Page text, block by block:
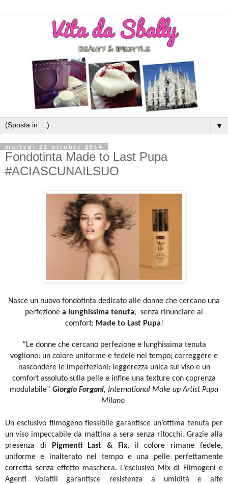
▼
martedì 21 ottobre 2014
Fondotinta Made to Last Pupa
#ACIASCUNAILSUO
Nasce un nuovo fondotinta dedicato alle donne che cercano una
perfezione a lunghissima tenuta, senza rinunciare al
comfort: Made to Last Pupa!
“Le donne che cercano perfezione e lunghissima tenuta
vogliono: un colore uniforme e fedele nel tempo; correggere e
nascondere le imperfezioni; leggerezza unica sul viso e un
comfort assoluto sulla pelle e infine una texture con coprenza
modulabile” Giorgio Forgani, International Make up Artist Pupa
Milano
Un esclusivo filmogeno flessibile garantisce un’ottima tenuta per
un viso impeccabile da mattina a sera senza ritocchi. Grazie alla
presenza di
Pigmenti Last & Fix, il colore rimane fedele,
uniforme e inalterato nel tempo e una pelle perfettamente
corretta senza effetto maschera. L’esclusivo Mix di Filmogeni e
Agenti Volatili garantisce resistenza a umidità e alte